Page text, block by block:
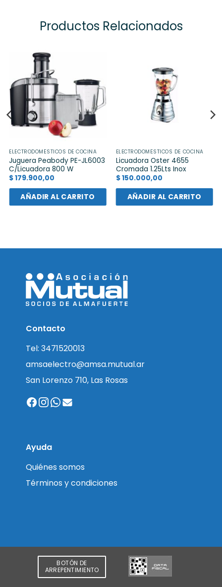
Productos Relacionados
ELECTRODOMÉSTICOS DE COCINA
Juguera Peabody PE-JL6003
C/Licuadora 800 W
$179.900,00
AÑADIR AL CARRITO
ELECTRODOMÉSTICOS DE COCINA
Licuadora Oster 4655
Cromada 1.25Lts Inox
$150.000,00
AÑADIR AL CARRITO
Contacto
Tel: 3471520013
amsaelectro@amsa.mutual.ar
San Lorenzo 710, Las Rosas
Ayuda
Quiénes somos
Términos y condiciones
BOTÓN DE
ARREPENTIMIENTO